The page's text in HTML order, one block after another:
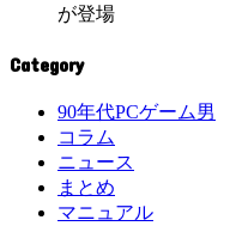
が登場
Category
90年代PCゲーム男
コラム
ニュース
まとめ
マニュアル